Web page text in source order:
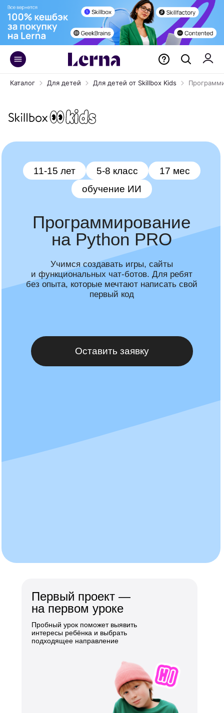
Каталог Для детей Для детей от Skillbox Kids
Программирование
на Python PRO
и функциональных чат-ботов. Для ребят
без опыта, которые мечтают написать свой
первый код
Оставить заявку
Первый проект —
на первом уроке
Пробный урок поможет выявить
интересы ребёнка и выбрать
подходящее направление